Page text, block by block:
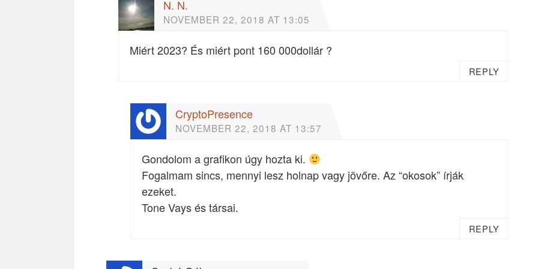
N. N.
NOVEMBER 22, 2018 AT 13:05
Miért 2023? És miért pont 160 000dollár ?
REPLY
CryptoPresence
NOVEMBER 22, 2018 AT 13:57
Gondolom a grafikon úgy hozta ki.
Fogalmam sincs, mennyi lesz holnap vagy jövőre. Az “okosok” írják
ezeket.
Tone Vays és társai.
REPLY